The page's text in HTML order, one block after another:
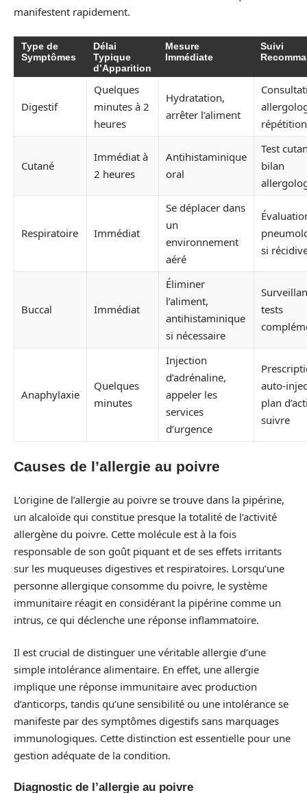
manifestent rapidement.
Type de
Symptômes
Délai
Typique
d’Apparition
Mesure
Immédiate
Suivi
Digestif
Quelques
minutes à 2
heures
Hydratation,
arrêter l’aliment
répétition
Cutané
Immédiat à
2 heures
Antihistaminique
oral
Test
bilan
Respiratoire Immédiat
Se déplacer dans
un
environnement
aéré
si
Buccal Immédiat
Éliminer
l’aliment,
antihistaminique
si nécessaire
tests
Anaphylaxie
Quelques
minutes
Injection
d’adrénaline,
appeler les
services
d’urgence
auto-
plan
suivre
Causes de l’allergie au poivre
L’origine de l’allergie au poivre se trouve dans la pipérine,
un alcaloïde qui constitue presque la totalité de l’activité
allergène du poivre. Cette molécule est à la fois
responsable de son goût piquant et de ses effets irritants
sur les muqueuses digestives et respiratoires. Lorsqu’une
personne allergique consomme du poivre, le système
immunitaire réagit en considérant la pipérine comme un
intrus, ce qui déclenche une réponse inflammatoire.
Il est crucial de distinguer une véritable allergie d’une
simple intolérance alimentaire. En effet, une allergie
implique une réponse immunitaire avec production
d’anticorps, tandis qu’une sensibilité ou une intolérance se
manifeste par des symptômes digestifs sans marquages
immunologiques. Cette distinction est essentielle pour une
gestion adéquate de la condition.
Diagnostic de l’allergie au poivre